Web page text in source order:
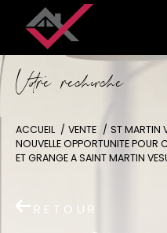
Vore recece
ACCUEIL VENTE ST MARTIN
NOUVELLE OPPORTUNITE POUR
ET GRANGE A SAINT MARTIN
RETOUR